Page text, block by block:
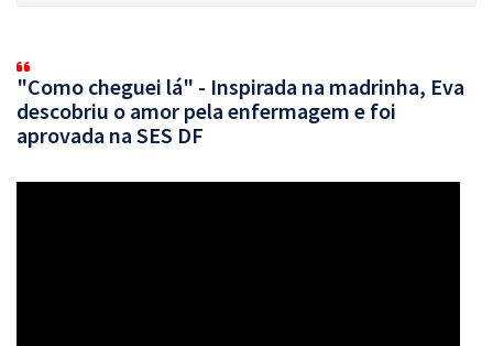
"Como cheguei lá" - Inspirada na madrinha, Eva
descobriu o amor pela enfermagem e foi
aprovada na SES DF